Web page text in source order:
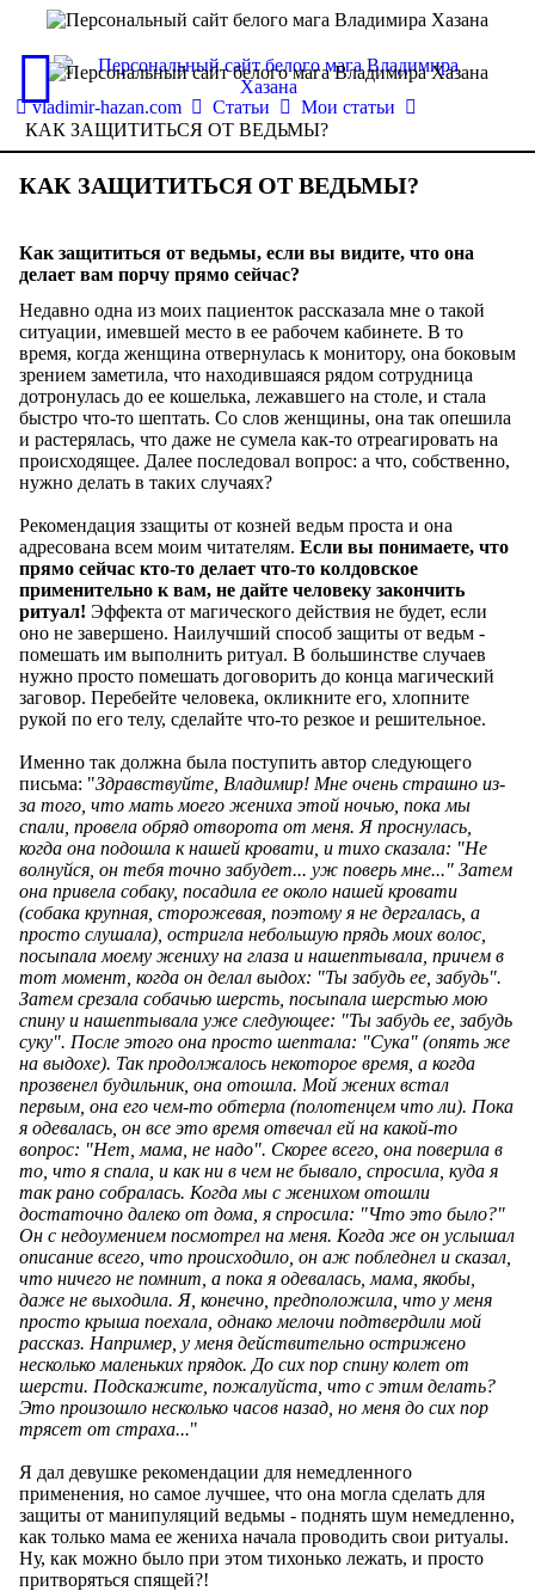
vladimir-hazan.com Статьи
Мои статьи
КАК ЗАЩИТИТЬСЯ ОТ ВЕДЬМЫ?
КАК ЗАЩИТИТЬСЯ ОТ ВЕДЬМЫ?
Как защититься от ведьмы, если вы видите, что она
делает вам порчу прямо сейчас?
Недавно одна из моих пациенток рассказала мне о такой
ситуации, имевшей место в ее рабочем кабинете. В то
время, когда женщина отвернулась к монитору, она боковым
зрением заметила, что находившаяся рядом сотрудница
дотронулась до ее кошелька, лежавшего на столе, и стала
быстро что-то шептать. Со слов женщины, она так опешила
и растерялась, что даже не сумела как-то отреагировать на
происходящее. Далее последовал вопрос: а что, собственно,
нужно делать в таких случаях?
Рекомендация ззащиты от козней ведьм проста и она
адресована всем моим читателям. Если вы понимаете, что
прямо сейчас кто-то делает что-то колдовское
применительно к вам, не дайте человеку закончить
ритуал! Эффекта от магического действия не будет, если
оно не завершено. Наилучший способ защиты от ведьм -
помешать им выполнить ритуал. В большинстве случаев
нужно просто помешать договорить до конца магический
заговор. Перебейте человека, окликните его, хлопните
рукой по его телу, сделайте что-то резкое и решительное.
Именно так должна была поступить автор следующего
письма: "Здравствуйте, Владимир! Мне очень страшно из-
за того, что мать моего жениха этой ночью, пока мы
спали, провела обряд отворота от меня. Я проснулась,
когда она подошла к нашей кровати, и тихо сказала: "Не
волнуйся, он тебя точно забудет... уж поверь мне..." Затем
она привела собаку, посадила ее около нашей кровати
(собака крупная, сторожевая, поэтому я не дергалась, а
просто слушала), остригла небольшую прядь моих волос,
посыпала моему жениху на глаза и нашептывала, причем в
тот момент, когда он делал выдох: "Ты забудь ее, забудь".
Затем срезала собачью шерсть, посыпала шерстью мою
спину и нашептывала уже следующее: "Ты забудь ее, забудь
суку". После этого она просто шептала: "Сука" (опять же
на выдохе). Так продолжалось некоторое время, а когда
прозвенел будильник, она отошла. Мой жених встал
первым, она его чем-то обтерла (полотенцем что ли). Пока
я одевалась, он все это время отвечал ей на какой-то
вопрос: "Нет, мама, не надо". Скорее всего, она поверила в
то, что я спала, и как ни в чем не бывало, спросила, куда я
так рано собралась. Когда мы с женихом отошли
достаточно далеко от дома, я спросила: "Что это было?"
Он с недоумением посмотрел на меня. Когда же он услышал
описание всего, что происходило, он аж побледнел и сказал,
что ничего не помнит, а пока я одевалась, мама, якобы,
даже не выходила. Я, конечно, предположила, что у меня
просто крыша поехала, однако мелочи подтвердили мой
рассказ. Например, у меня действительно острижено
несколько маленьких прядок. До сих пор спину колет от
шерсти. Подскажите, пожалуйста, что с этим делать?
Это произошло несколько часов назад, но меня до сих пор
трясет от страха..."
Я дал девушке рекомендации для немедленного
применения, но самое лучшее, что она могла сделать для
защиты от манипуляций ведьмы - поднять шум немедленно,
как только мама ее жениха начала проводить свои ритуалы.
Ну, как можно было при этом тихонько лежать, и просто
притворяться спящей?!